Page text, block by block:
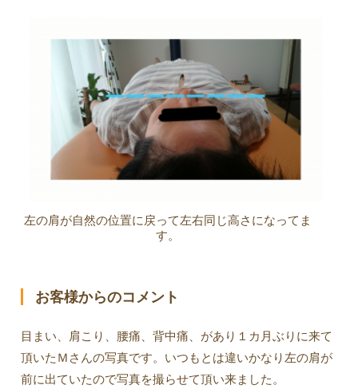
左の肩が自然の位置に戻って左右同じ高さになってま
す。
お客様からのコメント
目まい、肩こり、腰痛、背中痛、があり１カ月ぶりに来て
頂いたＭさんの写真です。いつもとは違いかなり左の肩が
前に出ていたので写真を撮らせて頂い来ました。